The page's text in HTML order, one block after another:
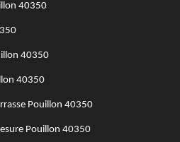
40350
40350
40350
Pouillon 40350
Pouillon 40350